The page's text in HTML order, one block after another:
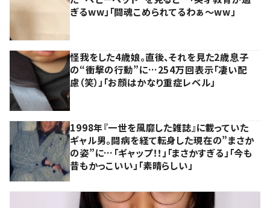
ぎるww」「闘魂こめられてるわぁ～ww」
怪我をした4歳娘。直後、それを見た2歳息子
の“衝撃の行動”に…254万回表示「凄い配
慮（笑）」「お顔はかなり重症レベル」
1998年『一世を風靡した雑誌』に載っていた
ギャル男。闘病を経て転身した現在の”まさか
の姿”に…「ギャップ！！」「まさかすぎる」「今も
昔もかっこいい」「素晴らしい」